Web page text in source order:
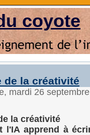
coyote
de la créativité
mardi 26
la créativité
l'IA apprend à